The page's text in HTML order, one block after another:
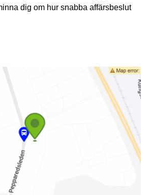
dig om hur snabba affärsbeslut